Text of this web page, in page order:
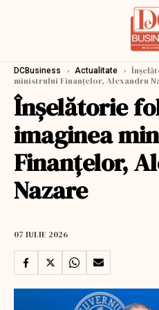
DCBusiness › Actualitate ›
ministrului Finanţelor, Alexandru
Înşelătorie
imaginea
Finanţelor,
Nazare
07 IULIE 2026